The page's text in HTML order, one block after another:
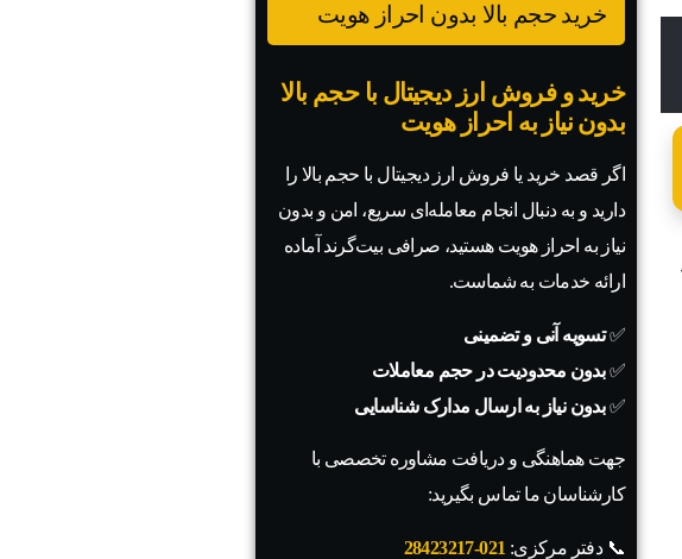
خرید حجم بالا بدون احراز هویت
خرید و فروش ارز دیجیتال با حجم بالا
بدون نیاز به احراز هویت
اگر قصد خرید یا فروش ارز دیجیتال با حجم بالا را
دارید و به دنبال انجام معامله‌ای سریع، امن و بدون
نیاز به احراز هویت هستید، صرافی بیت‌گرند آماده
ارائه خدمات به شماست.
✅تسویه آنی و تضمینی
✅بدون محدودیت در حجم معاملات
✅بدون نیاز به ارسال مدارک شناسایی
جهت هماهنگی و دریافت مشاوره تخصصی با
کارشناسان ما تماس بگیرید:
📞 دفتر مرکزی: 021-28423217